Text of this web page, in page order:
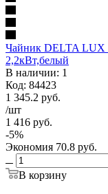
Чайник DELTA
2,2кВт,белый
В наличии: 1
Код: 84423
1 345.2 руб.
/шт
1 416 руб.
-5%
Экономия 70.8 руб.
В корзину